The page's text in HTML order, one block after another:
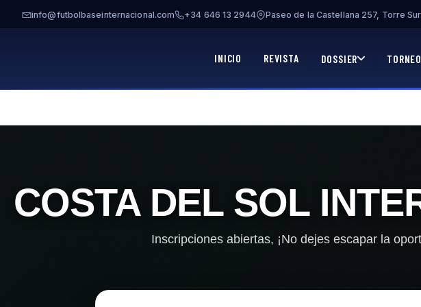
info@futbolbaseinternacional.com +34 646 13 2944 Paseo de la Castellana 257, Torre
INICIO REVISTA DOSSIER
COSTA DEL SOL
Inscripciones abiertas, ¡No dejes escapar la